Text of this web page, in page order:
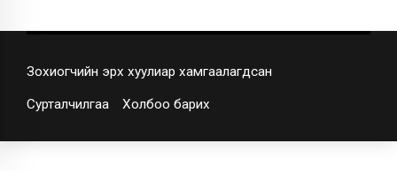
Зохиогчийн эрх хуулиар хамгаалагдсан
Сурталчилгаа Холбоо барих